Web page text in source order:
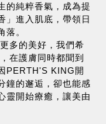
的純粹香氣，成為提
」進入肌底，帶領日
落。
多的美好，我們希
在護膚同時都聞到
PERTH'S KING開
鐘的邂逅，卻也能感
靈開始療癒，讓美由